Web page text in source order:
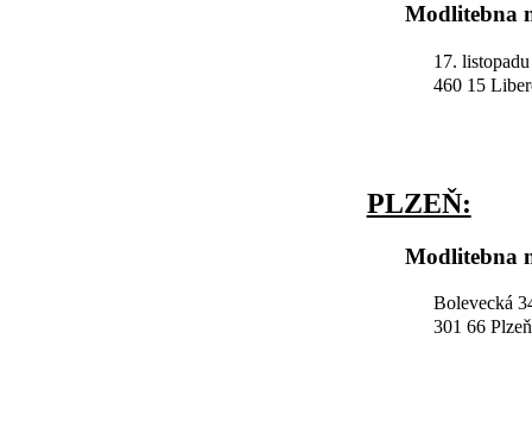
Modlitebna
17.
460 15
PLZEŇ:
Modlitebna
Bolevecká
301 66 Plzeň